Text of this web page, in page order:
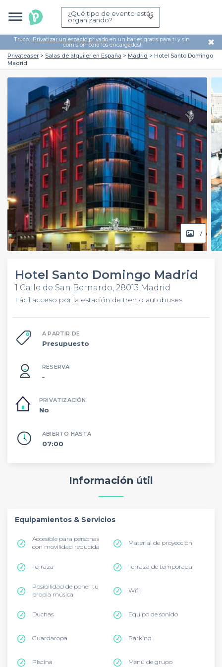
¿Qué tipo de evento estás
organizando?
Truco: ¡Privatizar un espacio privado en un bar es gratis para ti y sin
comisión para los encargados! ✖
Privateaser Salas de alquiler en España Madrid
Hotel Santo Domingo
Madrid
7
Hotel Santo Domingo Madrid
1 Calle de San Bernardo, 28013 Madrid
Fácil acceso por la estación de tren o autobuses
A PARTIR DE
Presupuesto
RESERVA
–
PRIVATIZACIÓN
No
ABIERTO HASTA
07:00
Información útil
Equipamientos & Servicios
Accesible para personas
con movilidad reducida
Material de proyección
Terraza Terraza de temporada
Posibilidad de poner tu
propia música
Wifi
Duchas Equipo de sonido
Guardaropa Parking
Piscina Menú de grupo